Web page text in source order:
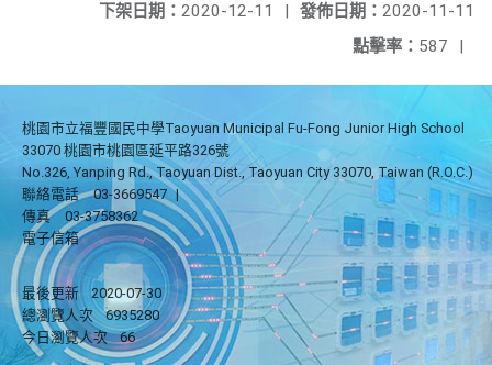
發佈日期： 2020-11-11
下架日期： 2020-12-11
|
點擊率： 587 |
桃園市立福豐國民中學Taoyuan Municipal Fu-Fong Junior High School
33070 桃園市桃園區延平路326號
No.326, Yanping Rd., Taoyuan Dist., Taoyuan City 33070, Taiwan (R.O.C.)
聯絡電話
03-3669547 |
傳真
03-3758362
電子信箱
最後更新
2020-07-30
總瀏覽人次
6935280
今日瀏覽人次
66